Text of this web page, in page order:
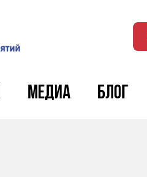
Медиа Блог